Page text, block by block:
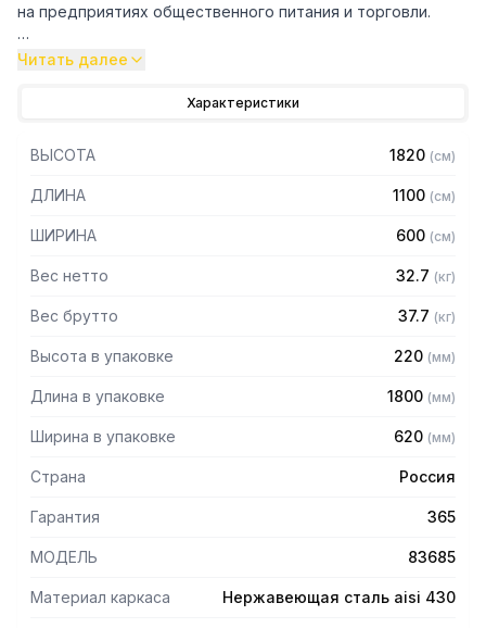
на предприятиях общественного питания и торговли.
Особенности:
— Стеллаж технологический разборный
— Четыре сплошные полки из нержавеющей стали марки
AISI 304 толщиной 0,8 мм
— Расстояние между полками регулируемое с шагом 50
мм
— Стеллаж поставляется в разобранном виде
Читать далее
Характеристики
ВЫСОТА 1820 (см)
ДЛИНА 1100 (см)
ШИРИНА 600 (см)
Вес нетто 32.7 (кг)
Вес брутто 37.7 (кг)
Высота в упаковке 220 (мм)
Длина в упаковке 1800 (мм)
Ширина в упаковке 620 (мм)
Страна Россия
Гарантия 365
МОДЕЛЬ 83685
Материал каркаса Нержавеющая сталь aisi 430